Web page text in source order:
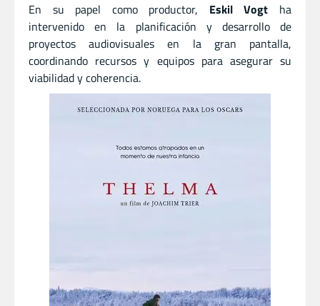
En su papel como productor, Eskil Vogt ha
intervenido en la planificación y desarrollo de
proyectos audiovisuales en la gran pantalla,
coordinando recursos y equipos para asegurar su
viabilidad y coherencia.